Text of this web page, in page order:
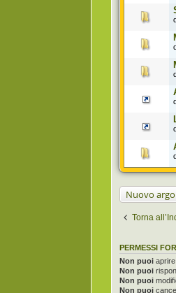
Nuovo
Torna
PERMESSI
Non puoi
Non puoi
Non puoi
Non puoi